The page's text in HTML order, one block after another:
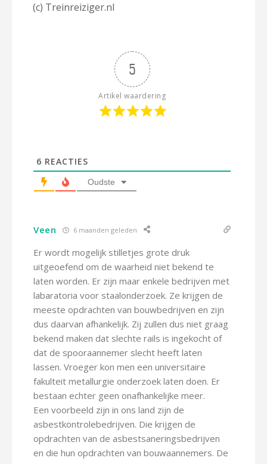
(c) Treinreiziger.nl
5
Artikel waardering
6 REACTIES
Oudste
Veen 6 maanden geleden
Er wordt mogelijk stilletjes grote druk
uitgeoefend om de waarheid niet bekend te
laten worden. Er zijn maar enkele bedrijven met
labaratoria voor staalonderzoek. Ze krijgen de
meeste opdrachten van bouwbedrijven en zijn
dus daarvan afhankelijk. Zij zullen dus niet graag
bekend maken dat slechte rails is ingekocht of
dat de spooraannemer slecht heeft laten
lassen. Vroeger kon men een universitaire
fakulteit metallurgie onderzoek laten doen. Er
bestaan echter geen onafhankelijke meer.
Een voorbeeld zijn in ons land zijn de
asbestkontrolebedrijven. Die krijgen de
opdrachten van de asbestsaneringsbedrijven
en die hun opdrachten van bouwaannemers. De